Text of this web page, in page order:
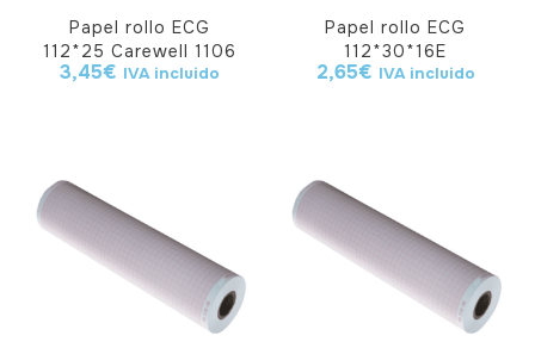
Papel rollo ECG
112*25 Carewell 1106
3,45€ IVA incluido
Papel rollo ECG
112*30*16E
2,65€ IVA incluido